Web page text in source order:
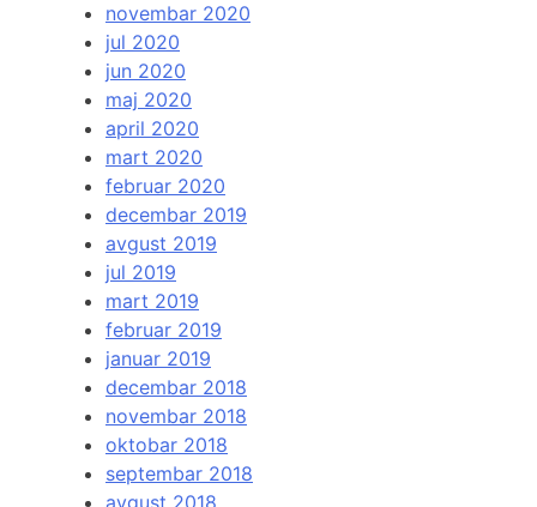
novembar 2020
jul 2020
jun 2020
maj 2020
april 2020
mart 2020
februar 2020
decembar 2019
avgust 2019
jul 2019
mart 2019
februar 2019
januar 2019
decembar 2018
novembar 2018
oktobar 2018
septembar 2018